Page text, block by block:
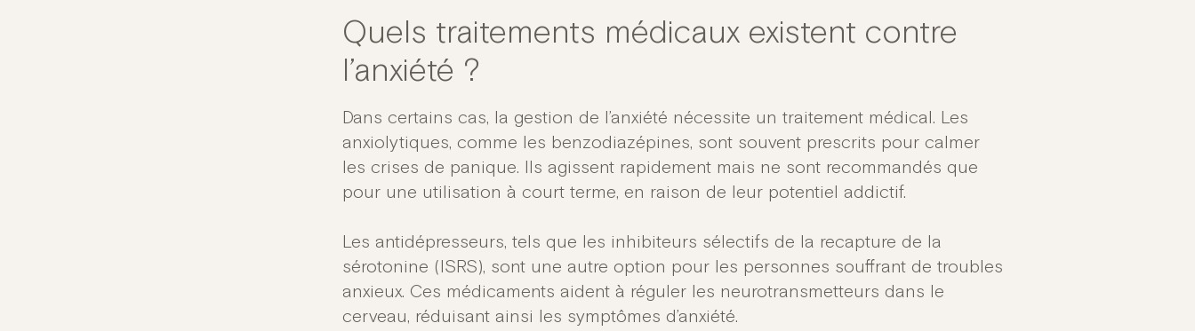
Quels traitements médicaux existent contre
l’anxiété ?
Dans certains cas, la gestion de l’anxiété nécessite un traitement médical. Les
anxiolytiques, comme les benzodiazépines, sont souvent prescrits pour calmer
les crises de panique. Ils agissent rapidement mais ne sont recommandés que
pour une utilisation à court terme, en raison de leur potentiel addictif.
Les antidépresseurs, tels que les inhibiteurs sélectifs de la recapture de la
sérotonine (ISRS), sont une autre option pour les personnes souffrant de troubles
anxieux. Ces médicaments aident à réguler les neurotransmetteurs dans le
cerveau, réduisant ainsi les symptômes d’anxiété.